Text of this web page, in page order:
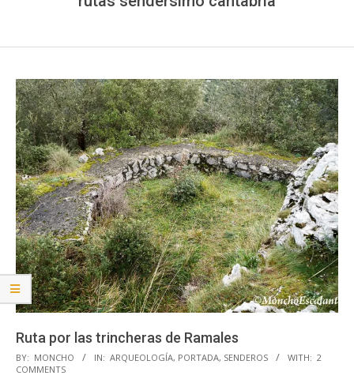
Ruta por las trincheras de Ramales
2023-
03-
BY: MONCHO IN: ARQUEOLOGÍA, PORTADA, SENDEROS WITH: 2
COMMENTS